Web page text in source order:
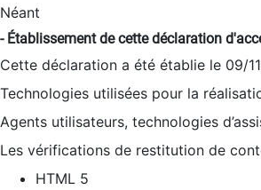
Néant
- Établissement de cette déclaration
Cette déclaration a été établie le 09/
Technologies utilisées pour la
Agents utilisateurs, technologies
Les vérifications de restitution de
HTML 5